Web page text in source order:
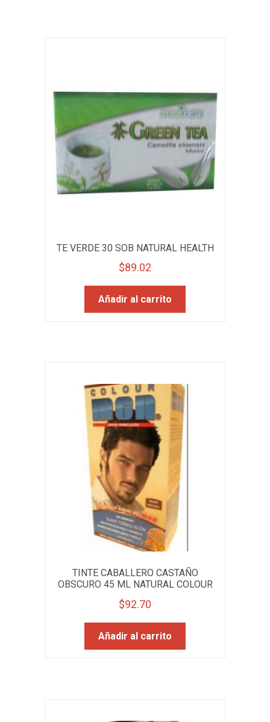
TE VERDE 30 SOB NATURAL HEALTH
$89.02
Añadir al carrito
TINTE CABALLERO CASTAÑO
OBSCURO 45 ML NATURAL COLOUR
$92.70
Añadir al carrito